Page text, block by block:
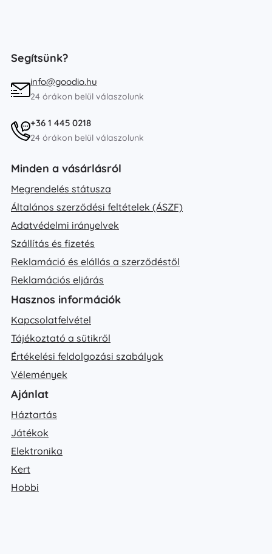
Segítsünk?
info@goodio.hu
24 órákon belül válaszolunk
+36 1 445 0218
24 órákon belül válaszolunk
Minden a vásárlásról
Megrendelés státusza
Általános szerződési feltételek (ÁSZF)
Adatvédelmi irányelvek
Szállítás és fizetés
Reklamáció és elállás a szerződéstől
Reklamációs eljárás
Hasznos információk
Kapcsolatfelvétel
Tájékoztató a sütikről
Értékelési feldolgozási szabályok
Vélemények
Ajánlat
Háztartás
Játékok
Elektronika
Kert
Hobbi